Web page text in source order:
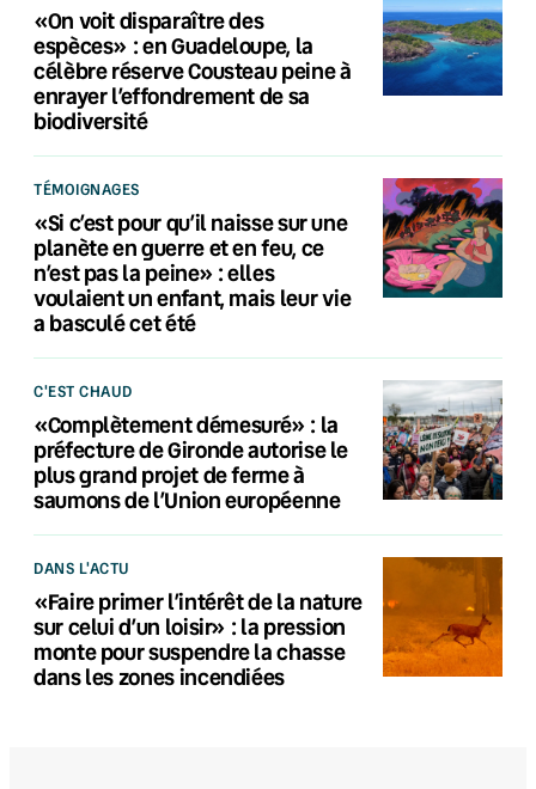
«On voit disparaître des
espèces» : en Guadeloupe, la
célèbre réserve Cousteau peine à
enrayer l’effondrement de sa
biodiversité
TÉMOIGNAGES
«Si c’est pour qu’il naisse sur une
planète en guerre et en feu, ce
n’est pas la peine» : elles
voulaient un enfant, mais leur vie
a basculé cet été
C'EST CHAUD
«Complètement démesuré» : la
préfecture de Gironde autorise le
plus grand projet de ferme à
saumons de l’Union européenne
DANS L'ACTU
«Faire primer l’intérêt de la nature
sur celui d’un loisir» : la pression
monte pour suspendre la chasse
dans les zones incendiées